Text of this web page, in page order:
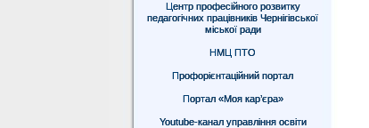
Центр професійного розвитку
педагогічних працівників Чернігівської
міської ради
НМЦ ПТО
Профорієнтаційний портал
Портал «Моя кар’єра»
Youtube-канал управління освіти